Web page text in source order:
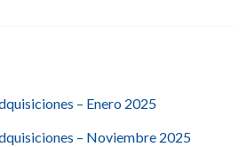
– Enero 2025
– Noviembre 2025